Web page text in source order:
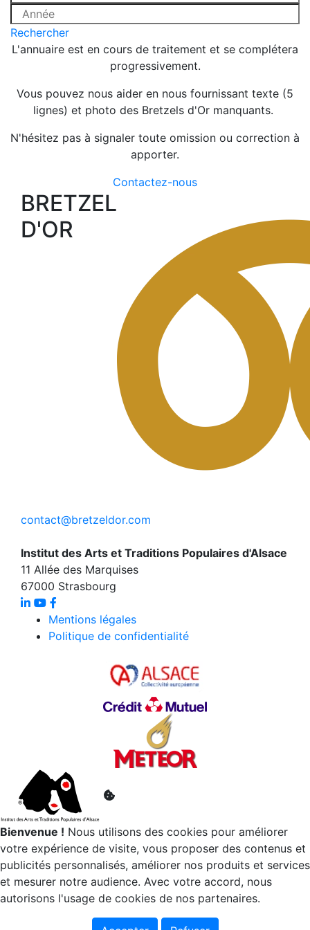
Rechercher
L'annuaire est en cours de traitement et se complétera
progressivement.
Vous pouvez nous aider en nous fournissant texte (5
lignes) et photo des Bretzels d'Or manquants.
N'hésitez pas à signaler toute omission ou correction à
apporter.
Contactez-nous
BRETZEL
D'OR
contact@bretzeldor.com
Institut des Arts et Traditions Populaires d'Alsace
11 Allée des Marquises
67000 Strasbourg
Mentions légales
Politique de confidentialité
Bienvenue ! Nous utilisons des cookies pour améliorer
votre expérience de visite, vous proposer des contenus et
publicités personnalisés, améliorer nos produits et services
et mesurer notre audience. Avec votre accord, nous
autorisons l'usage de cookies de nos partenaires.